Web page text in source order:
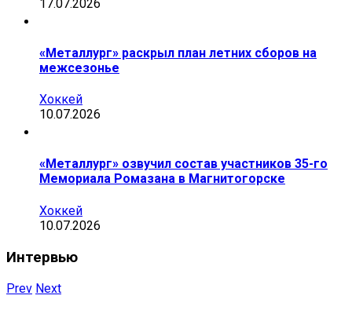
17.07.2026
«Металлург» раскрыл план летних сборов на
межсезонье
Хоккей
10.07.2026
«Металлург» озвучил состав участников 35-го
Мемориала Ромазана в Магнитогорске
Хоккей
10.07.2026
Интервью
Prev Next